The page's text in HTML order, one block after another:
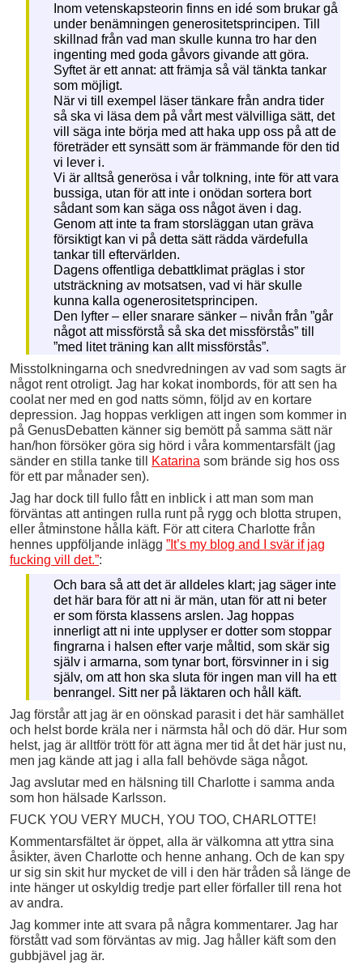
Inom vetenskapsteorin finns en idé som brukar gå
under benämningen generositetsprincipen. Till
skillnad från vad man skulle kunna tro har den
ingenting med goda gåvors givande att göra.
Syftet är ett annat: att främja så väl tänkta tankar
som möjligt.
När vi till exempel läser tänkare från andra tider
så ska vi läsa dem på vårt mest välvilliga sätt, det
vill säga inte börja med att haka upp oss på att de
företräder ett synsätt som är främmande för den tid
vi lever i.
Vi är alltså generösa i vår tolkning, inte för att vara
bussiga, utan för att inte i onödan sortera bort
sådant som kan säga oss något även i dag.
Genom att inte ta fram storsläggan utan gräva
försiktigt kan vi på detta sätt rädda värdefulla
tankar till eftervärlden.
Dagens offentliga debattklimat präglas i stor
utsträckning av motsatsen, vad vi här skulle
kunna kalla ogenerositetsprincipen.
Den lyfter – eller snarare sänker – nivån från ”går
något att missförstå så ska det missförstås” till
”med litet träning kan allt missförstås”.
Misstolkningarna och snedvredningen av vad som sagts är
något rent otroligt. Jag har kokat inombords, för att sen ha
coolat ner med en god natts sömn, följd av en kortare
depression. Jag hoppas verkligen att ingen som kommer in
på GenusDebatten känner sig bemött på samma sätt när
han/hon försöker göra sig hörd i våra kommentarsfält (jag
sänder en stilla tanke till
Katarina som brände sig hos oss
för ett par månader sen).
Jag har dock till fullo fått en inblick i att man som man
förväntas att antingen rulla runt på rygg och blotta strupen,
eller åtminstone hålla käft. För att citera Charlotte från
hennes uppföljande inlägg ”It’s my blog and I svär if jag
fucking vill det.”:
Och bara så att det är alldeles klart; jag säger inte
det här bara för att ni är män, utan för att ni beter
er som första klassens arslen. Jag hoppas
innerligt att ni inte upplyser er dotter som stoppar
fingrarna i halsen efter varje måltid, som skär sig
själv i armarna, som tynar bort, försvinner in i sig
själv, om att hon ska sluta för ingen man vill ha ett
benrangel. Sitt ner på läktaren och håll käft.
Jag förstår att jag är en oönskad parasit i det här samhället
och helst borde kräla ner i närmsta hål och dö där. Hur som
helst, jag är alltför trött för att ägna mer tid åt det här just nu,
men jag kände att jag i alla fall behövde säga något.
Jag avslutar med en hälsning till Charlotte i samma anda
som hon hälsade Karlsson.
FUCK YOU VERY MUCH, YOU TOO, CHARLOTTE!
Kommentarsfältet är öppet, alla är välkomna att yttra sina
åsikter, även Charlotte och henne anhang. Och de kan spy
ur sig sin skit hur mycket de vill i den här tråden så länge de
inte hänger ut oskyldig tredje part eller förfaller till rena hot
av andra.
Jag kommer inte att svara på några kommentarer. Jag har
förstått vad som förväntas av mig. Jag håller käft som den
gubbjävel jag är.